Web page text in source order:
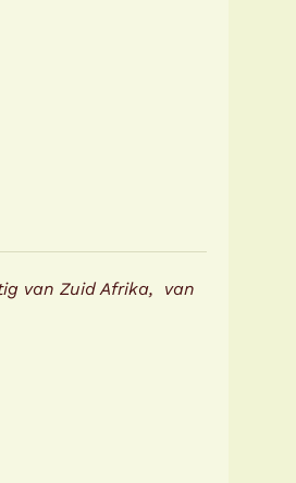
van Zuid Afrika, van